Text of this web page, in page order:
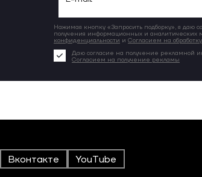
Нажимая кнопку «Запросить подборку», я даю
получения информационных и аналитических
конфиденциальности и Согласием на
Даю согласие на получение рекламной
Согласием на получение рекламы
Вконтакте YouTube